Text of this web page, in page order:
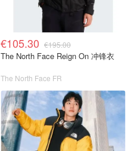
€105.30 €195.00
The North Face Reign On 冲锋衣
The North Face FR